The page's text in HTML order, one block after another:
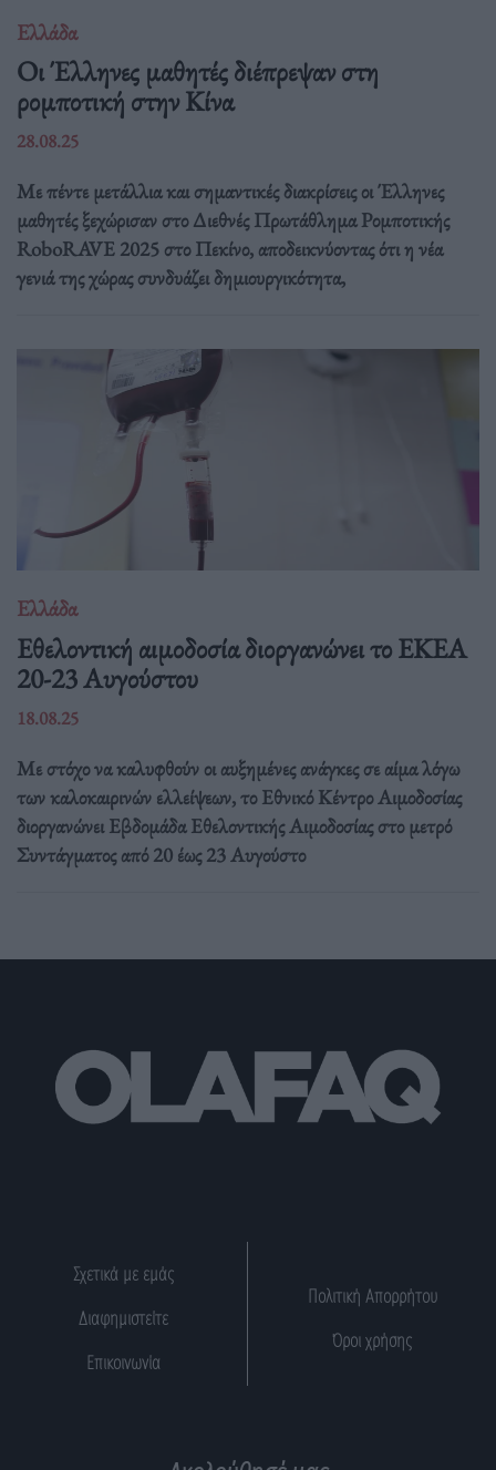
Ελλάδα
Οι Έλληνες μαθητές διέπρεψαν στη
ρομποτική στην Κίνα
28.08.25
Με πέντε μετάλλια και σημαντικές διακρίσεις οι Έλληνες
μαθητές ξεχώρισαν στο Διεθνές Πρωτάθλημα Ρομποτικής
RoboRAVE 2025 στο Πεκίνο, αποδεικνύοντας ότι η νέα
γενιά της χώρας συνδυάζει δημιουργικότητα,
Ελλάδα
Eθελοντική αιμοδοσία διοργανώνει το ΕΚΕΑ
20-23 Αυγούστου
18.08.25
Με στόχο να καλυφθούν οι αυξημένες ανάγκες σε αίμα λόγω
των καλοκαιρινών ελλείψεων, το Εθνικό Κέντρο Αιμοδοσίας
διοργανώνει Εβδομάδα Εθελοντικής Αιμοδοσίας στο μετρό
Συντάγματος από 20 έως 23 Αυγούστο
Σχετικά με εμάς
Διαφημιστείτε
Επικοινωνία
Πολιτική Απορρήτου
Όροι χρήσης